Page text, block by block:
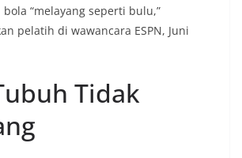
“melayang seperti bulu,”
pelatih di wawancara ESPN, Juni
Tidak